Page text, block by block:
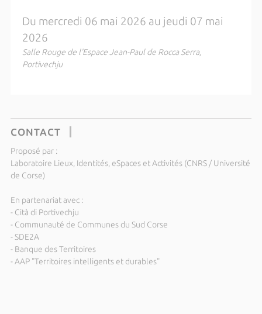
Du mercredi 06 mai 2026 au jeudi 07 mai
2026
Salle Rouge de l'Espace Jean-Paul de Rocca Serra,
Portivechju
CONTACT
Proposé par :
Laboratoire Lieux, Identités, eSpaces et Activités (CNRS / Université
de Corse)
En partenariat avec :
- Cità di Portivechju
- Communauté de Communes du Sud Corse
- SDE2A
- Banque des Territoires
- AAP "Territoires intelligents et durables"